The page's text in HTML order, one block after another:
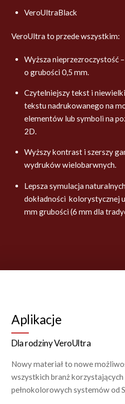
VeroUltraBlack
VeroUltra to przede wszystkim:
Wyższa nieprzezroczystość
o grubości 0,5 mm.
Czytelniejszy tekst i
tekstu nadrukowanego na
elementów lub symboli na
2D.
Wyższy kontrast i szerszy
wydruków wielobarwnych.
Lepsza symulacja
dokładności kolorystycznej
mm grubości (6 mm dla
Aplikacje
Dla rodziny VeroUltra
Nowy materiał to nowe
wszystkich branż korzystających
pełnokolorowych systemów od